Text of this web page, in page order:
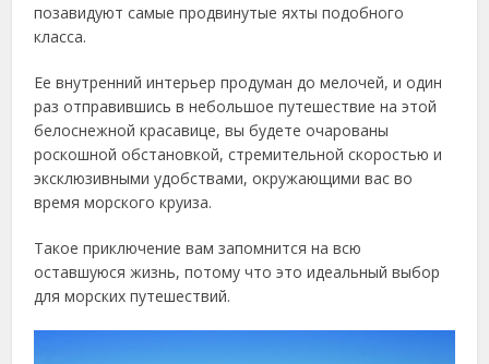
позавидуют самые продвинутые яхты подобного
класса.
Ее внутренний интерьер продуман до мелочей, и один
раз отправившись в небольшое путешествие на этой
белоснежной красавице, вы будете очарованы
роскошной обстановкой, стремительной скоростью и
эксклюзивными удобствами, окружающими вас во
время морского круиза.
Такое приключение вам запомнится на всю
оставшуюся жизнь, потому что это идеальный выбор
для морских путешествий.